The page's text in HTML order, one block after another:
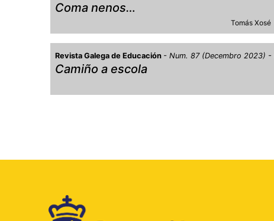
Coma nenos…
Tomás Xosé
Revista Galega de Educación Num. 87 (Decembro 2023)
Camiño a escola